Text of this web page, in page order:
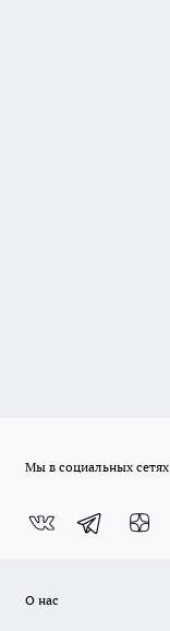
Мы в социальных сетях
О нас